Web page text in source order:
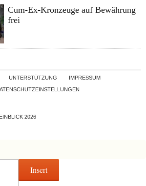
Cum-Ex-Kronzeuge auf Bewährung
frei
Skip to content
UNTERSTÜTZUNG
IMPRESSUM
2026
Insert